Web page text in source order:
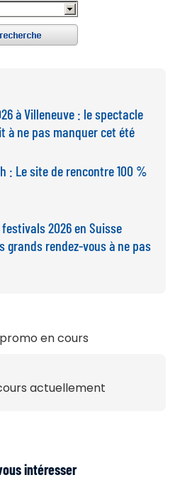
à Villeneuve : le spectacle
à ne pas manquer cet été
: Le site de rencontre 100 %
2026 en Suisse
grands rendez-vous à ne pas
en cours
actuellement
intéresser